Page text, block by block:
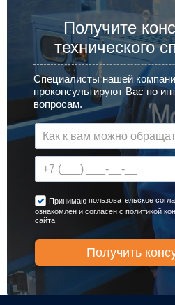
Получите
технического
Специалисты нашей
проконсультируют Вас по
вопросам.
Принимаюпользовательское
ознакомлен и согласен сполитикой
сайта